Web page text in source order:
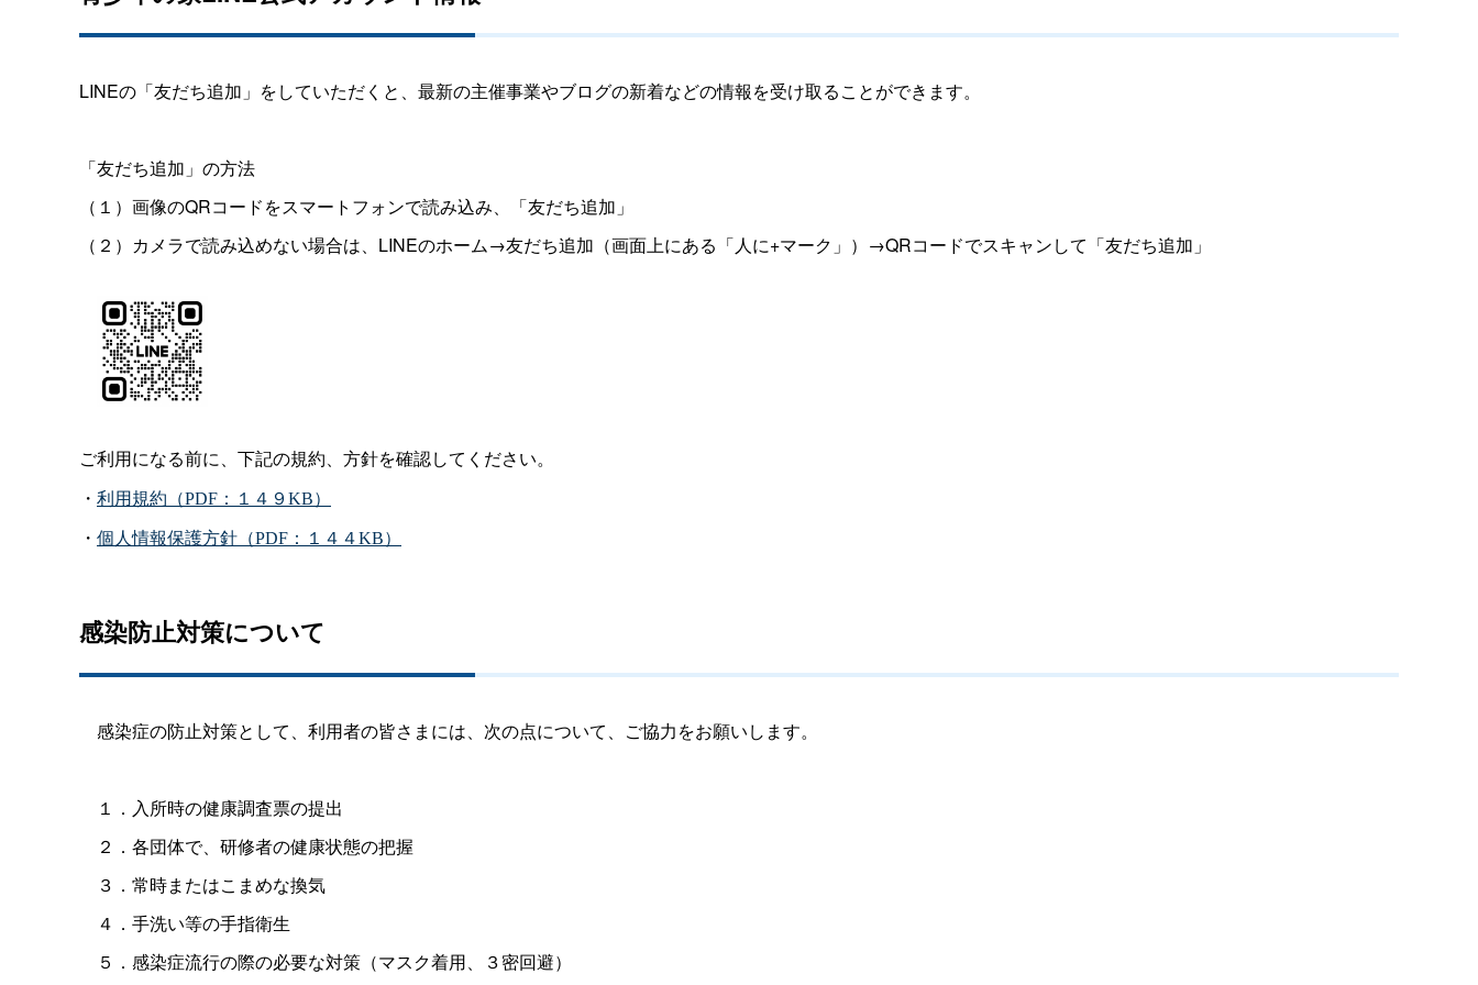
LINEの「友だち追加」をしていただくと、最新の主催事業やブログの新着などの情報を受け取ることができます。
「友だち追加」の方法
（１）画像のQRコードをスマートフォンで読み込み、「友だち追加」
（２）カメラで読み込めない場合は、LINEのホーム→友だち追加（画面上にある「人に+マーク」）→QRコードでスキャンして「友だち追加」
ご利用になる前に、下記の規約、方針を確認してください。
・ 利用規約（PDF ：１４９ KB）
・ 個人情報保護方針（PDF ：１４４KB）
感染防止対策について
感染症の防止対策として、利用者の皆さまには、次の点について、ご協力をお願いします。
１．入所時の健康調査票の提出
２．各団体で、研修者の健康状態の把握
３．常時またはこまめな換気
４．手洗い等の手指衛生
５．感染症流行の際の必要な対策（マスク着用、３密回避）